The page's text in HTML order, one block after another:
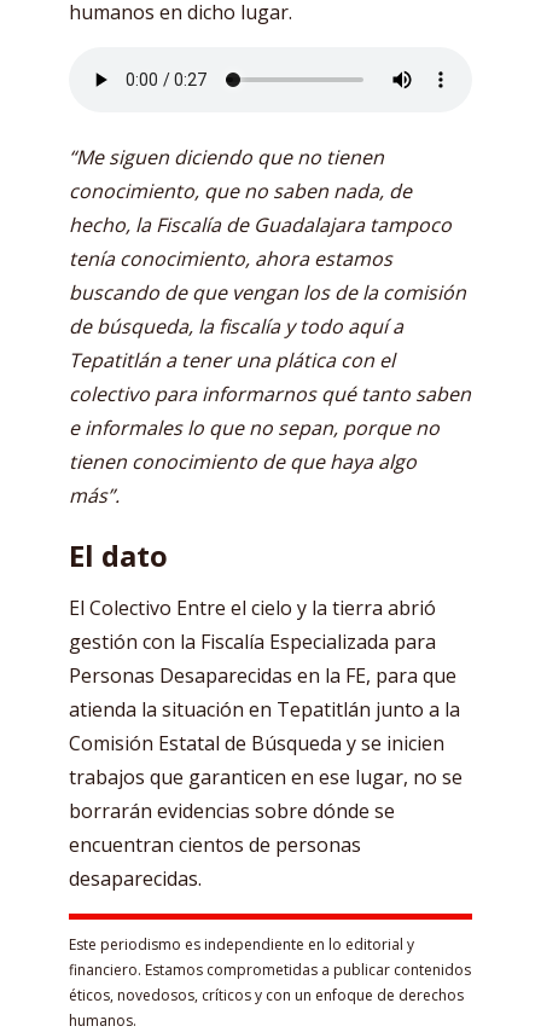
humanos en dicho lugar.
“Me siguen diciendo que no tienen
conocimiento, que no saben nada, de
hecho, la Fiscalía de Guadalajara tampoco
tenía conocimiento, ahora estamos
buscando de que vengan los de la comisión
de búsqueda, la fiscalía y todo aquí a
Tepatitlán a tener una plática con el
colectivo para informarnos qué tanto saben
e informales lo que no sepan, porque no
tienen conocimiento de que haya algo
más”.
El dato
El Colectivo Entre el cielo y la tierra abrió
gestión con la Fiscalía Especializada para
Personas Desaparecidas en la FE, para que
atienda la situación en Tepatitlán junto a la
Comisión Estatal de Búsqueda y se inicien
trabajos que garanticen en ese lugar, no se
borrarán evidencias sobre dónde se
encuentran cientos de personas
desaparecidas.
Este periodismo es independiente en lo editorial y
financiero. Estamos comprometidas a publicar contenidos
éticos, novedosos, críticos y con un enfoque de derechos
humanos.